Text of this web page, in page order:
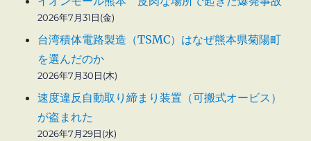
2026年7月31日(金)
台湾積体電路製造（TSMC）はなぜ熊本県菊陽町
を選んだのか
2026年7月30日(木)
速度違反自動取り締まり装置（可搬式オービス）
が盗まれた
2026年7月29日(水)